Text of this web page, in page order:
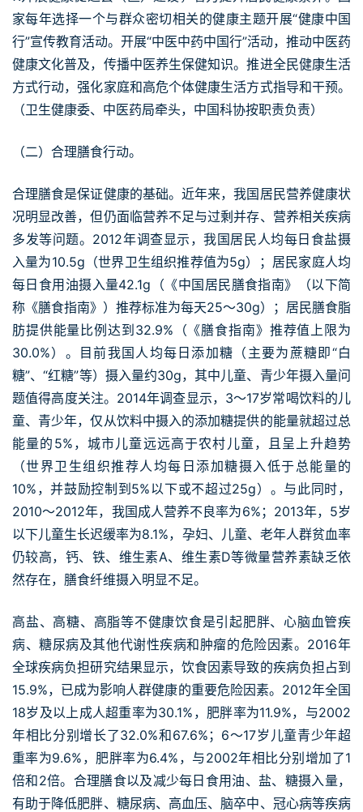
家每年选择一个与群众密切相关的健康主题开展“健康中国
行”宣传教育活动。开展“中医中药中国行”活动，推动中医药
健康文化普及，传播中医养生保健知识。推进全民健康生活
方式行动，强化家庭和高危个体健康生活方式指导和干预。
（卫生健康委、中医药局牵头，中国科协按职责负责）
（二）合理膳食行动。
合理膳食是保证健康的基础。近年来，我国居民营养健康状
况明显改善，但仍面临营养不足与过剩并存、营养相关疾病
多发等问题。2012年调查显示，我国居民人均每日食盐摄
入量为10.5g（世界卫生组织推荐值为5g）；居民家庭人均
每日食用油摄入量42.1g（《中国居民膳食指南》（以下简
称《膳食指南》）推荐标准为每天25～30g）；居民膳食脂
肪提供能量比例达到32.9%（《膳食指南》推荐值上限为
30.0%）。目前我国人均每日添加糖（主要为蔗糖即“白
糖”、“红糖”等）摄入量约30g，其中儿童、青少年摄入量问
题值得高度关注。2014年调查显示，3～17岁常喝饮料的儿
童、青少年，仅从饮料中摄入的添加糖提供的能量就超过总
能量的5%，城市儿童远远高于农村儿童，且呈上升趋势
（世界卫生组织推荐人均每日添加糖摄入低于总能量的
10%，并鼓励控制到5%以下或不超过25g）。与此同时，
2010～2012年，我国成人营养不良率为6%；2013年，5岁
以下儿童生长迟缓率为8.1%，孕妇、儿童、老年人群贫血率
仍较高，钙、铁、维生素A、维生素D等微量营养素缺乏依
然存在，膳食纤维摄入明显不足。
高盐、高糖、高脂等不健康饮食是引起肥胖、心脑血管疾
病、糖尿病及其他代谢性疾病和肿瘤的危险因素。2016年
全球疾病负担研究结果显示，饮食因素导致的疾病负担占到
15.9%，已成为影响人群健康的重要危险因素。2012年全国
18岁及以上成人超重率为30.1%，肥胖率为11.9%，与2002
年相比分别增长了32.0%和67.6%；6～17岁儿童青少年超
重率为9.6%，肥胖率为6.4%，与2002年相比分别增加了1
倍和2倍。合理膳食以及减少每日食用油、盐、糖摄入量，
有助于降低肥胖、糖尿病、高血压、脑卒中、冠心病等疾病